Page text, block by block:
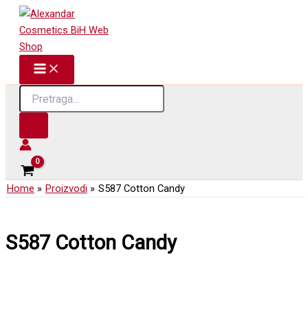
Skip
content
Products
search
Home Proizvodi S587 Cotton Candy
S587 Cotton Candy